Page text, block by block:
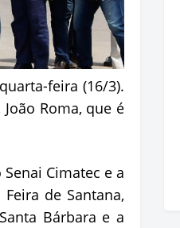
feira (16/3).
Roma, que é
Cimatec e a
de Santana,
Bárbara e a